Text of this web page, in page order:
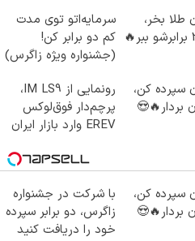
طلا بخر،
سرمایه‌اتو توی مدت
کم دو برابر کن!
(جشنواره ویژه زاگرس)
سپرده کن،
رونمایی از IM LS9،
پرچم‌دار فوق‌لوکس
EREV وارد بازار ایران
سپرده کن،
با شرکت در جشنواره
زاگرس، دو برابر سپرده
خود را دریافت کنید